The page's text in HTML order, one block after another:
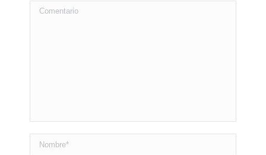
Comentario
Nombre *